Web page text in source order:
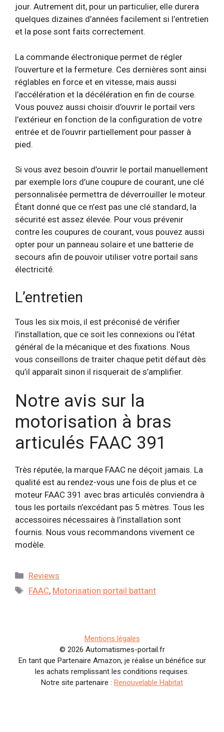
jour. Autrement dit, pour un particulier, elle durera
quelques dizaines d’années facilement si l’entretien
et la pose sont faits correctement.
La commande électronique permet de régler
l’ouverture et la fermeture. Ces dernières sont ainsi
réglables en force et en vitesse, mais aussi
l’accélération et la décélération en fin de course.
Vous pouvez aussi choisir d’ouvrir le portail vers
l’extérieur en fonction de la configuration de votre
entrée et de l’ouvrir partiellement pour passer à
pied.
Si vous avez besoin d’ouvrir le portail manuellement
par exemple lors d’une coupure de courant, une clé
personnalisée permettra de déverrouiller le moteur.
Étant donné que ce n’est pas une clé standard, la
sécurité est assez élevée. Pour vous prévenir
contre les coupures de courant, vous pouvez aussi
opter pour un panneau solaire et une batterie de
secours afin de pouvoir utiliser votre portail sans
électricité.
L’entretien
Tous les six mois, il est préconisé de vérifier
l’installation, que ce soit les connexions ou l’état
général de la mécanique et des fixations. Nous
vous conseillons de traiter chaque petit défaut dès
qu’il apparaît sinon il risquerait de s’amplifier.
Notre avis sur la
motorisation à bras
articulés FAAC 391
Très réputée, la marque FAAC ne déçoit jamais. La
qualité est au rendez-vous une fois de plus et ce
moteur FAAC 391 avec bras articulés conviendra à
tous les portails n’excédant pas 5 mètres. Tous les
accessoires nécessaires à l’installation sont
fournis. Nous vous recommandons vivement ce
modèle.
Catégories
Reviews
Étiquettes
FAAC, Motorisation portail battant
Mentions légales
© 2026 Automatismes-portail.fr
En tant que Partenaire Amazon, je réalise un bénéfice sur
les achats remplissant les conditions requises.
Notre site partenaire : Renouvelable Habitat